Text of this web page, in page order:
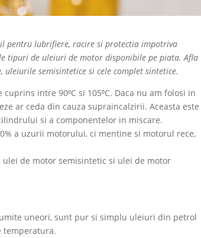
pentru lubrifiere, racire si protectia impotriva
tipuri de uleiuri de motor disponibile pe piata. Afla
semisintetice si cele complet sintetice.
intre 90⁰C si 105⁰C. Daca nu am folosi in
ar ceda din cauza supraincalzirii. Aceasta este
si a componentelor in miscare.
a uzurii motorului, ci mentine si motorul rece,
de motor semisintetic si ulei de motor
uneori, sunt pur si simplu uleiuri din petrol
temperatura.